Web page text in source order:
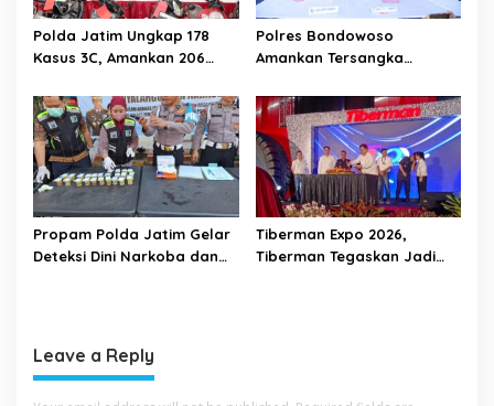
Polda Jatim Ungkap 178
Kasus 3C, Amankan 206
Polres Bondowoso
Amankan Tersangka
ATM dan Pencurian di Tiga
Lokasi
Propam Polda Jatim Gelar
Deteksi Dini Narkoba dan
Tiberman Expo 2026,
Tiberman Tegaskan Jadi
Leave a Reply